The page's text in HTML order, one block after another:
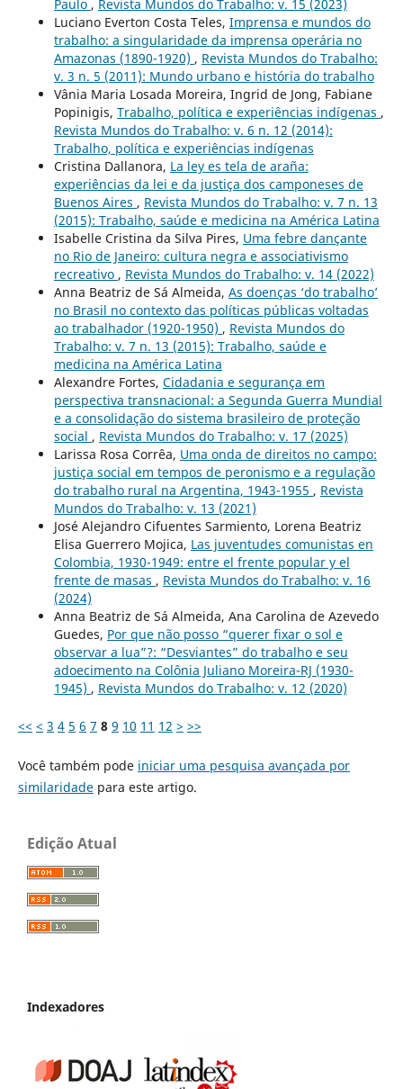
Paulo , Revista Mundos do Trabalho: v. 15 (2023)
Luciano Everton Costa Teles, Imprensa e mundos do
trabalho: a singularidade da imprensa operária no
Amazonas (1890-1920) , Revista Mundos do Trabalho:
v. 3 n. 5 (2011): Mundo urbano e história do trabalho
Vânia Maria Losada Moreira, Ingrid de Jong, Fabiane
Popinigis, Trabalho, política e experiências indígenas ,
Revista Mundos do Trabalho: v. 6 n. 12 (2014):
Trabalho, política e experiências indígenas
Cristina Dallanora, La ley es tela de araña:
experiências da lei e da justiça dos camponeses de
Buenos Aires , Revista Mundos do Trabalho: v. 7 n. 13
(2015): Trabalho, saúde e medicina na América Latina
Isabelle Cristina da Silva Pires, Uma febre dançante
no Rio de Janeiro: cultura negra e associativismo
recreativo , Revista Mundos do Trabalho: v. 14 (2022)
Anna Beatriz de Sá Almeida, As doenças ‘do trabalho’
no Brasil no contexto das políticas públicas voltadas
ao trabalhador (1920-1950) , Revista Mundos do
Trabalho: v. 7 n. 13 (2015): Trabalho, saúde e
medicina na América Latina
Alexandre Fortes, Cidadania e segurança em
perspectiva transnacional: a Segunda Guerra Mundial
e a consolidação do sistema brasileiro de proteção
social , Revista Mundos do Trabalho: v. 17 (2025)
Larissa Rosa Corrêa, Uma onda de direitos no campo:
justiça social em tempos de peronismo e a regulação
do trabalho rural na Argentina, 1943-1955 , Revista
Mundos do Trabalho: v. 13 (2021)
José Alejandro Cifuentes Sarmiento, Lorena Beatriz
Elisa Guerrero Mojica, Las juventudes comunistas en
Colombia, 1930-1949: entre el frente popular y el
frente de masas , Revista Mundos do Trabalho: v. 16
(2024)
Anna Beatriz de Sá Almeida, Ana Carolina de Azevedo
Guedes, Por que não posso “querer fixar o sol e
observar a lua”?: “Desviantes” do trabalho e seu
adoecimento na Colônia Juliano Moreira-RJ (1930-
1945) , Revista Mundos do Trabalho: v. 12 (2020)
<< < 3 4 5 6 7 8 9 10 11 12 > >>
Você também pode iniciar uma pesquisa avançada por
similaridadepara este artigo.
Edição Atual
Indexadores